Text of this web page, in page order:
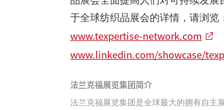
于全球纺织品展会的详情，请浏览
www.texpertise-network.com
www.linkedin.com/showcase/
法兰克福展览集团简介
法兰克福展览集团是全球最大的拥有自主